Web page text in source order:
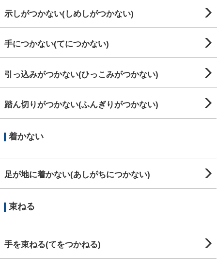
示しがつかない(しめしがつかない)
手につかない(てにつかない)
引っ込みがつかない(ひっこみがつかない)
踏ん切りがつかない(ふんぎりがつかない)
着かない
足が地に着かない(あしがちにつかない)
束ねる
手を束ねる(てをつかねる)